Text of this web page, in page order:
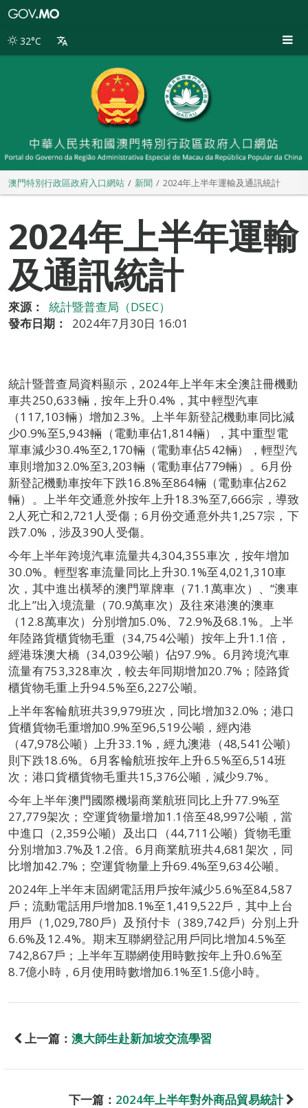
別
32°C
澳門特別行政區政府入口網站 新聞 2024年上半年運輸及通訊統計
2024年上半年運輸
及通訊統計
來源：
統計暨普查局（DSEC）
發布日期：
2024年7月30日 16:01
統計暨普查局資料顯示，2024年上半年末全澳註冊機動
車共250,633輛，按年上升0.4%，其中輕型汽車
（117,103輛）增加2.3%。上半年新登記機動車同比減
少0.9%至5,943輛（電動車佔1,814輛），其中重型電
單車減少30.4%至2,170輛（電動車佔542輛），輕型汽
車則增加32.0%至3,203輛（電動車佔779輛）。6月份
新登記機動車按年下跌16.8%至864輛（電動車佔262
輛）。上半年交通意外按年上升18.3%至7,666宗，導致
2人死亡和2,721人受傷；6月份交通意外共1,257宗，下
跌7.0%，涉及390人受傷。
今年上半年跨境汽車流量共4,304,355車次，按年增加
30.0%。輕型客車流量同比上升30.1%至4,021,310車
次，其中進出橫琴的澳門單牌車（71.1萬車次）、“澳車
北上”出入境流量（70.9萬車次）及往來港澳的澳車
（12.8萬車次）分別增加5.0%、72.9%及68.1%。上半
年陸路貨櫃貨物毛重（34,754公噸）按年上升1.1倍，
經港珠澳大橋（34,039公噸）佔97.9%。6月跨境汽車
流量有753,328車次，較去年同期增加20.7%；陸路貨
櫃貨物毛重上升94.5%至6,227公噸。
上半年客輪航班共39,979班次，同比增加32.0%；港口
貨櫃貨物毛重增加0.9%至96,519公噸，經內港
（47,978公噸）上升33.1%，經九澳港（48,541公噸）
則下跌18.6%。6月客輪航班按年上升6.5%至6,514班
次；港口貨櫃貨物毛重共15,376公噸，減少9.7%。
今年上半年澳門國際機場商業航班同比上升77.9%至
27,779架次；空運貨物量增加1.1倍至48,997公噸，當
中進口（2,359公噸）及出口（44,711公噸）貨物毛重
分別增加3.7%及1.2倍。6月商業航班共4,681架次，同
比增加42.7%；空運貨物量上升69.4%至9,634公噸。
2024年上半年末固網電話用戶按年減少5.6%至84,587
戶；流動電話用戶增加8.1%至1,419,522戶，其中上台
用戶（1,029,780戶）及預付卡（389,742戶）分別上升
6.6%及12.4%。期末互聯網登記用戶同比增加4.5%至
742,867戶；上半年互聯網使用時數按年上升0.6%至
8.7億小時，6月使用時數增加6.1%至1.5億小時。
上一篇： 澳大師生赴新加坡交流學習
下一篇： 2024年上半年對外商品貿易統計